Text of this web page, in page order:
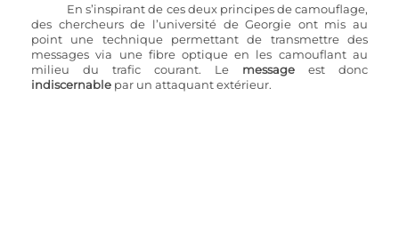
En s’inspirant de ces deux principes de camouflage,
des chercheurs de l’université de Georgie ont mis au
point une technique permettant de transmettre des
messages via une fibre optique en les camouflant au
milieu du trafic courant. Le message
est donc
indiscernable par un attaquant extérieur.